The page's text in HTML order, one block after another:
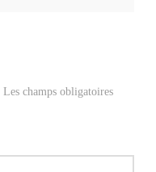
Les champs obligatoires